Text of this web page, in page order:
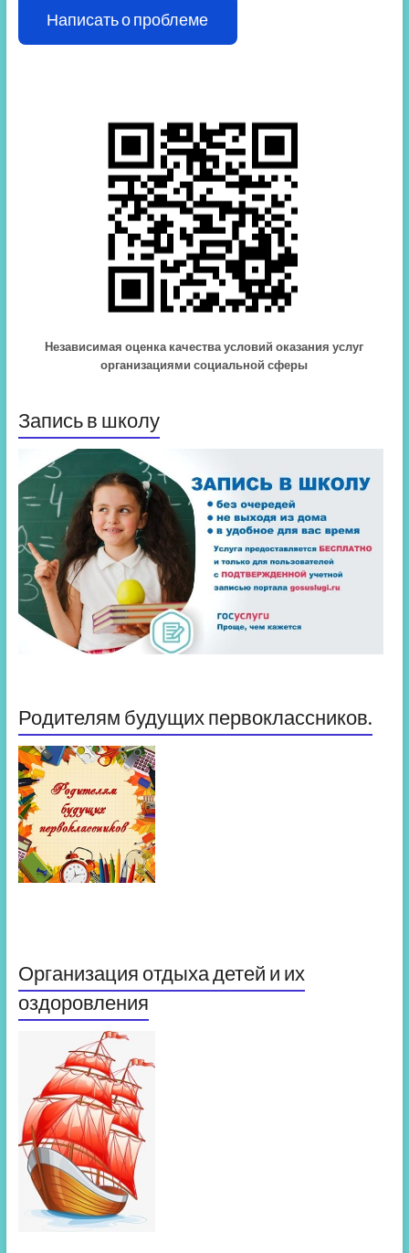
Написать о проблеме
Независимая оценка качества условий оказания услуг
организациями социальной сферы
Запись в школу
Родителям будущих первоклассников.
Организация отдыха детей и их
оздоровления